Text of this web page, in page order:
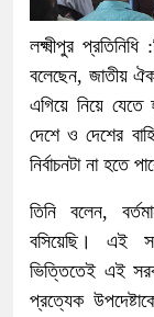
লক্ষ্মীপুর
বলেছেন, জাতীয়
এগিয়ে নিয়ে যেতে
দেশে ও দেশের
নির্বাচনটা না হতে
তিনি বলেন,
বসিয়েছি। এই
ভিত্তিতেই এই
প্রত্যেক